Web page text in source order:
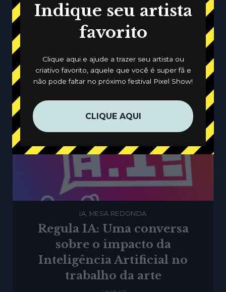
Popular
Gratuito
Criativos
Categorias
IA, MESA REDONDA
Regula IA: Uma conversa
sobre o impacto da
Inteligência Artificial no
trabalho da arte
Indique seu artista
favorito
Clique aqui e ajude a trazer seu artista ou
criativo favorito, aquele que você é super fã e
não pode faltar no próximo festival Pixel Show!
CLIQUE AQUI